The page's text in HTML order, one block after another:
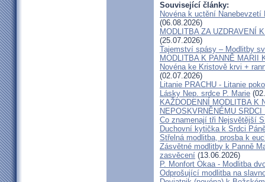
Související články:
Novéna k uctění
(06.08.2026)
MODLITBA ZA UZDRAVENÍ
(25.07.2026)
Tajemství spásy – Modlitby
MODLITBA K PANNĚ MARII
Novéna ke Kristově krvi +
(02.07.2026)
Litanie PRACHU - Litanie
Lásky Nep. srdce P. Marie
KAŽDODENNÍ MODLITBA K
NEPOSKVRNĚNÉMU
Co znamenají tři Nejsvětější
Duchovní kytička k Srdci
Střelná modlitba, prosba k
Zásvětné modlitby k Panně
zasvěcení (13.06.2026)
P. Monfort Okaa - Modlitba
Odprošující modlitba na